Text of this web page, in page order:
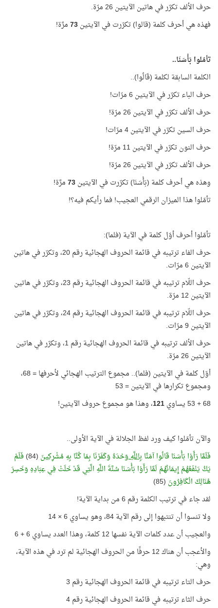
حرف الألف تكرّر في هاتين الآيتين 26 مرّة.
فهذه هي أحرف كلمة (قالوا) تكرّرت في الآيتين73مرَّة!
تأمّلوا بَأْسَنَا..
الكلمة السابقة لكلمة (قَالُوا)..
حرف الباء تكرّر في الآيتين 6 مرّات!
حرف الألف تكرّر في الآيتين 26 مرّة!
حرف السين تكرّر في الآيتين 4 مرّات!
حرف النون تكرّر في الآيتين 11 مرّة!
حرف الألف تكرّر في الآيتين 26 مرّة!
وهذه هي أحرف كلمة (بَأْسَنَا) تكرّرت في الآيتين73مرَّة!
تأمّلوا هذا الميزان الرقمي العجيب! فما رأيكم فيه؟!
تأمّلوا أحرف أوّل كلمة في الآية (فلما):
حرف الفاء ترتيبه في قائمة الحروف الهجائية رقم 20، وتكرّر في هاتين
الآيتين 6 مرّات.
حرف اللّام ترتيبه في قائمة الحروف الهجائية رقم 23، وتكرّر في هاتين
الآيتين 12 مرّة.
حرف اللّام ترتيبه في قائمة الحروف الهجائية رقم 24، وتكرّر في هاتين
الآيتين 9 مرّات.
حرف الألف ترتيبه في قائمة الحروف الهجائية رقم 1، وتكرّر في هاتين
الآيتين 26 مرّة.
أوّل كلمة في الآيتين (فلما).. مجموع الترتيب الهجائي لأحرفها = 68،
ومجموع تكرارها في الآيتين = 53
68 + 53 يساوي
121، وهذا هو مجموع حروف الآيتين!
والآن تأمّلوا كيف ورد لفظ الجلالة في الآية الأولى..
فَلَمَّا رَأَوْا بَأْسَنَا قَالُوا آمَنَّابِاللَّهِوَحْدَهُ وَكَفَرْنَا بِمَا كُنَّا بِهِ مُشْرِكِينَ (84)
فَلَمْ
يَكُ يَنْفَعُهُمْ إِيمَانُهُمْ لَمَّا رَأَوْا بَأْسَنَا سُنَّةَ اللَّهِ الَّتِي قَدْ خَلَتْ فِي عِبَادِهِ وَخَسِرَ
هُنَالِكَ الْكَافِرُونَ (85)
لقد جاء في ترتيب الكلمة رقم 6 من بداية الآية!
ولا تنسوا أن تنتبهوا إلى رقم الآية 84، وهو يساوي 6 × 14
والعجيب أن عدد كلمات الآية نفسها 12 كلمة، وهذا العدد يساوي 6 + 6
والأعجب أن هناك 12 حرفًا من الحروف الهجائية لم ترد في هذه الآية،
وهي:
حرف التاء ترتيبه في قائمة الحروف الهجائية رقم 3
حرف الثاء ترتيبه في قائمة الحروف الهجائية رقم 4